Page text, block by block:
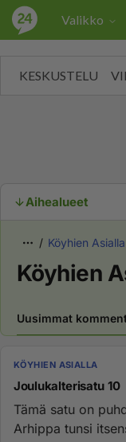
Iltakoulusta."/>
Valikko
KESKUSTELU
Aihealueet
Köyhien Asialla
Köyhien
Uusimmat
KÖYHIEN ASIALLA
Joulukalterisatu 10
Tämä satu on puhdasta
Arhippa tunsi